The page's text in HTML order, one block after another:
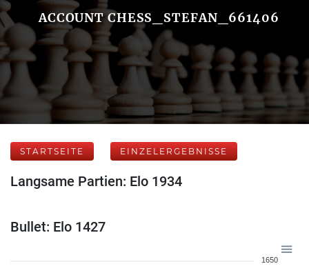
ACCOUNT CHESS_STEFAN_661406
STARTSEITE EINZELERGEBNISSE
Langsame Partien: Elo 1934
Bullet: Elo 1427
1650